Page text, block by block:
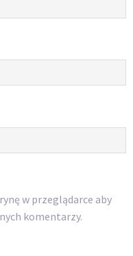
w przeglądarce aby
komentarzy.